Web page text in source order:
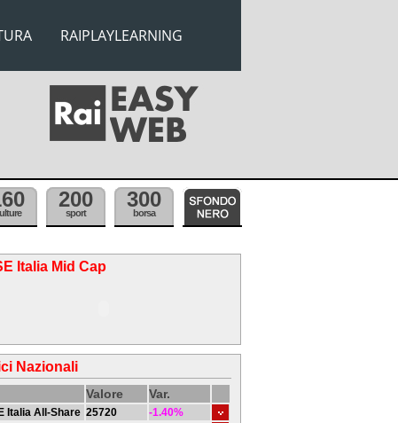
RAIPLAYLEARNING
200
sport
300
borsa
Italia Mid Cap
Nazionali
Valore Var.
Italia All-Share 25720
-1.40%